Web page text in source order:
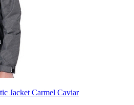
Jacket Carmel Caviar